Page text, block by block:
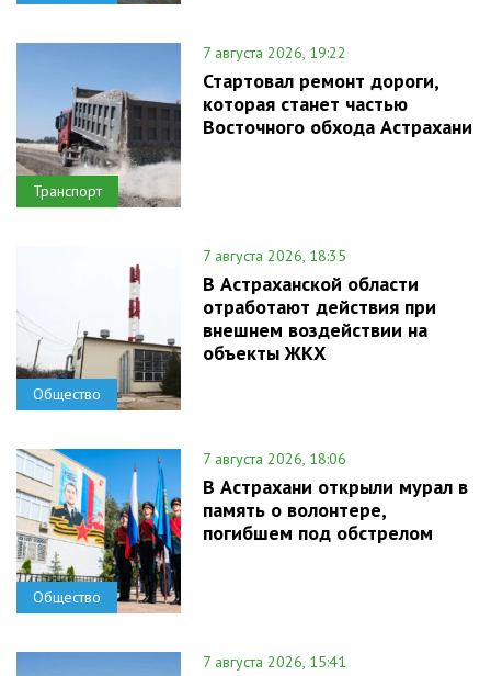
Транспорт
7 августа 2026, 19:22
Стартовал ремонт дороги,
которая станет частью
Восточного обхода Астрахани
Общество
7 августа 2026, 18:35
В Астраханской области
отработают действия при
внешнем воздействии на
объекты ЖКХ
Общество
7 августа 2026, 18:06
В Астрахани открыли мурал в
память о волонтере,
погибшем под обстрелом
7 августа 2026, 15:41